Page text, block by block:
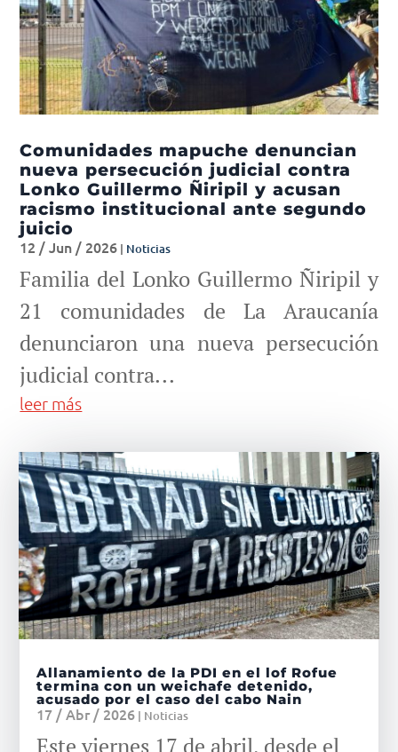
Comunidades mapuche denuncian
nueva persecución judicial contra
Lonko Guillermo Ñiripil y acusan
racismo institucional ante segundo
juicio
12 / Jun / 2026 | Noticias
Familia del Lonko Guillermo Ñiripil y
21 comunidades de La Araucanía
denunciaron una nueva persecución
judicial contra...
leer más
Allanamiento de la PDI en el lof Rofue
termina con un weichafe detenido,
acusado por el caso del cabo Nain
17 / Abr / 2026 | Noticias
Este viernes 17 de abril, desde el